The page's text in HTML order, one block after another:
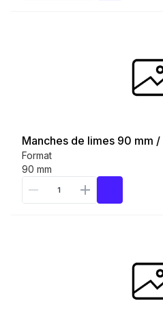
Manches de limes 90 mm
Format
90 mm